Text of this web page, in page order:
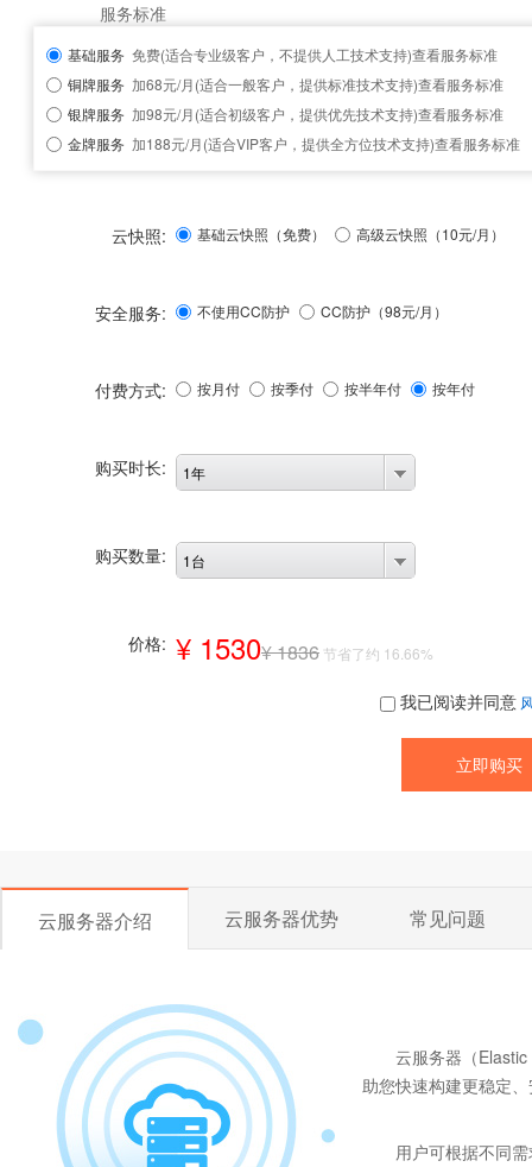
服务标准
基础服务 免费(适合专业级客户，不提供人工技术支持)查看服务标准
铜牌服务 加68元/月(适合一般客户，提供标准技术支持)查看服务标准
银牌服务 加98元/月(适合初级客户，提供优先技术支持)查看服务标准
金牌服务 加188元/月(适合VIP客户，提供全方位技术支持)查看服务标准
云快照: 基础云快照（免费） 高级云快照（10元/月）
安全服务: 不使用CC防护 CC防护（98元/月）
付费方式: 按月付 按季付 按半年付 按年付
购买时长: 1年
购买数量: 1台
价格: ¥ 1530¥ 1836 节省了约 16.66%
我已阅读并同意
云服务器介绍 云服务器优势 常见问题
云服务器（
助您快速构建更稳定
用户可根据不同